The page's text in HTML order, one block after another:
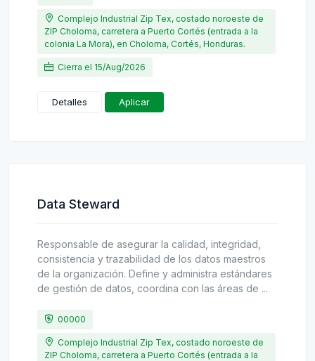
Complejo Industrial Zip Tex, costado noroeste de
ZIP Choloma, carretera a Puerto Cortés (entrada a la
colonia La Mora), en Choloma, Cortés, Honduras.
Cierra el 15/Aug/2026
Detalles Aplicar
Data Steward
Responsable de asegurar la calidad, integridad,
consistencia y trazabilidad de los datos maestros
de la organización. Define y administra estándares
de gestión de datos, coordina con las áreas de ...
00000
Complejo Industrial Zip Tex, costado noroeste de
ZIP Choloma, carretera a Puerto Cortés (entrada a la